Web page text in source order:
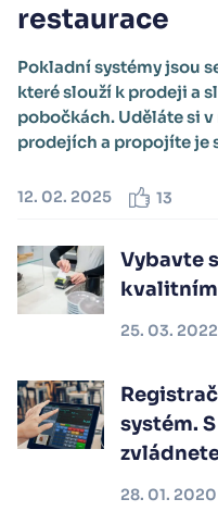
restaurace
Pokladní systémy jsou
které slouží k prodeji a
pobočkách. Uděláte si
prodejích a propojíte je
12. 02. 2025 13
Vybavte
25. 03. 2022
systém.
zvládnete
28. 01. 2020